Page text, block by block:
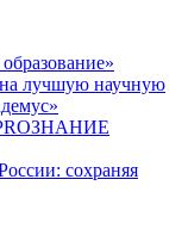
лучшую научную
сохраняя